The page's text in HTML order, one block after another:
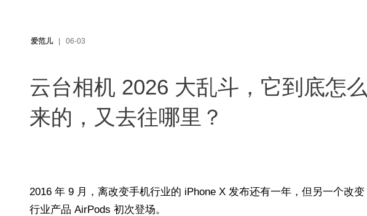
爱范儿 06-03
云台相机 2026 大乱斗，它到底怎么
来的，又去往哪里？
2016 年 9 月，离改变手机行业的 iPhone X 发布还有一年，但另一个改变
行业产品 AirPods 初次登场。